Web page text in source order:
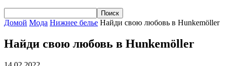
Домой Мода Нижнее белье Найди свою любовь в Hunkemöller
Найди свою любовь в Hunkemöller